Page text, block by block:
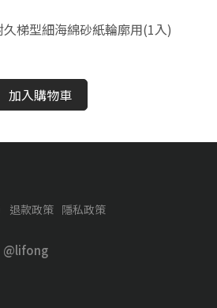
梯型細海綿砂紙輪廓用(1入)
加入購物車
退款政策 隱私政策
@lifong